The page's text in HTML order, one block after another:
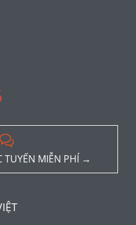

TUYẾN MIỄN PHÍ →